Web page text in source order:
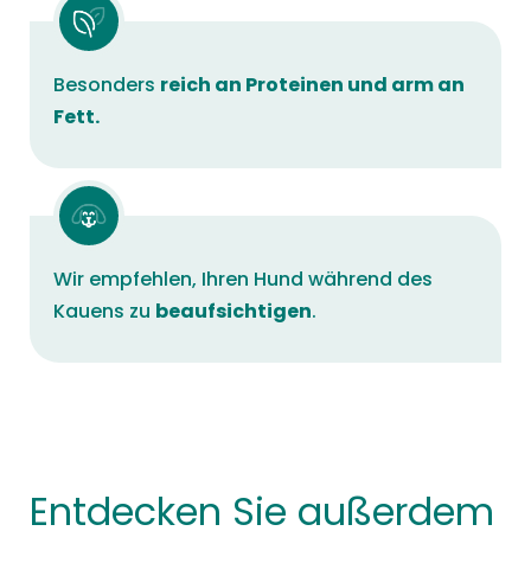
Besonders reich an Proteinen und arm an
Fett.
Wir empfehlen, Ihren Hund während des
Kauens zu beaufsichtigen.
Entdecken Sie außerdem